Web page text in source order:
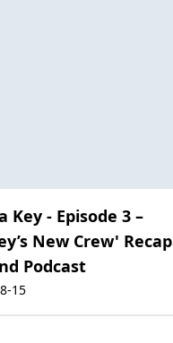
Key - Episode 3 –
New Crew' Recap
Podcast
15